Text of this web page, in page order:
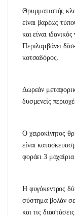
Θρυμματιστής
είναι βαρέως
και είναι
Περιλαμβάνει
κοτσαδόρος.
Δωρεάν
δυσμενείς
Ο χειροκίνητος
είναι
φοράει 3
Η φυγόκεντρος
σύστημα βολάν
και τις